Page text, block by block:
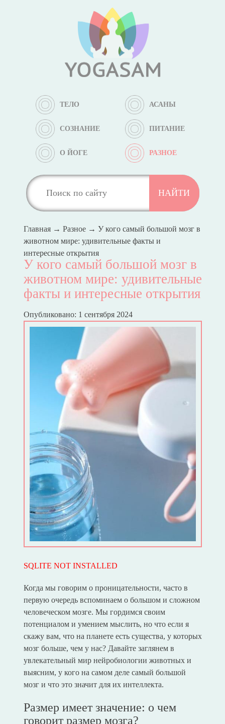
ТЕЛО АСАНЫ
СОЗНАНИЕ ПИТАНИЕ
О ЙОГЕ РАЗНОЕ
Главная→ Разное→ У кого самый большой мозг в
животном мире: удивительные факты и
интересные открытия
У кого самый большой мозг в
животном мире: удивительные
факты и интересные открытия
Опубликовано: 1 сентября 2024
SQLITE NOT INSTALLED
Когда мы говорим о проницательности, часто в
первую очередь вспоминаем о большом и сложном
человеческом мозге. Мы гордимся своим
потенциалом и умением мыслить, но что если я
скажу вам, что на планете есть существа, у которых
мозг больше, чем у нас? Давайте заглянем в
увлекательный мир нейробиологии животных и
выясним, у кого на самом деле самый большой
мозг и что это значит для их интеллекта.
Размер имеет значение: о чем
говорит размер мозга?